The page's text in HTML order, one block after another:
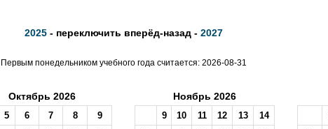
2025- переключить вперёд-назад - 2027
Первым понедельником учебного года считается: 2026-08-31
Октябрь 2026
5 6 7 8
9
Ноябрь 2026
9 10 11 12 13
14